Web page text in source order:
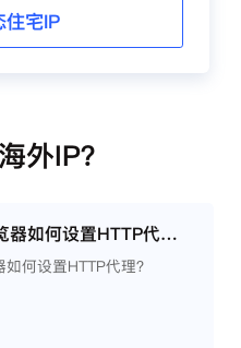
住宅IP
外IP？
Win10丨搜狗浏览器如何设置HTTP代理？
何设置HTTP代理？